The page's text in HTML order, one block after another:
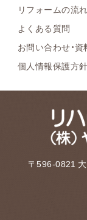
リフォームの流
よくある質問
お問い合わせ・
個人情報保護方針
〒596-0821